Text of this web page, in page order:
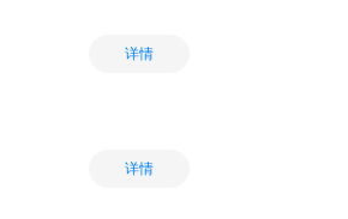
详情
详情